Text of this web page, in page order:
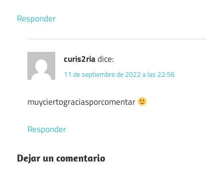
Responder
curis2ria dice:
11 de septiembre de 2022 a las 22:56
muyciertograciasporcomentar
Responder
Dejar un comentario